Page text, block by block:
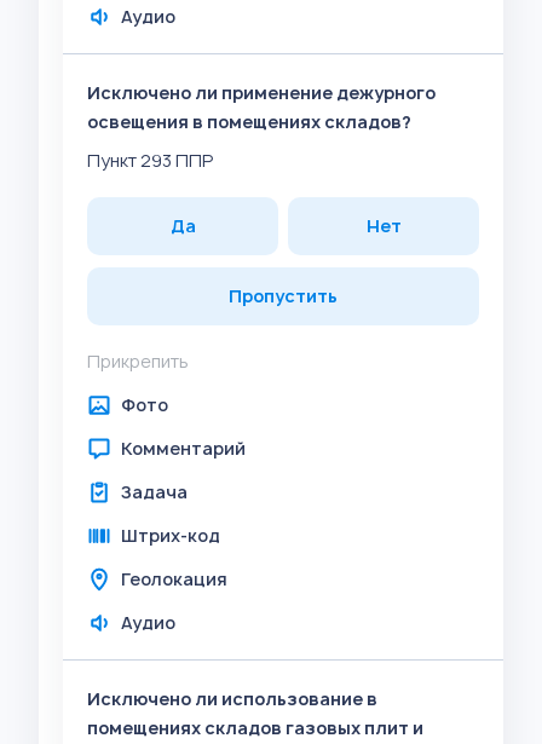
Аудио
Исключено ли применение дежурного
освещения в помещениях складов?
Пункт 293 ППР
Да Нет
Пропустить
Прикрепить
Фото
Комментарий
Задача
Штрих-код
Геолокация
Аудио
Исключено ли использование в
помещениях складов газовых плит и